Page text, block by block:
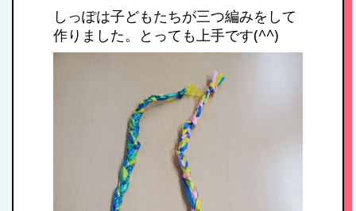
しっぽは子どもたちが三つ編みをして
作りました。とっても上手です(^^)